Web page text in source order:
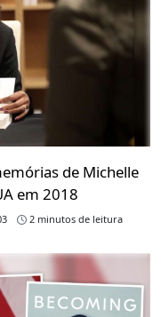
de Michelle
em 2018
2 minutos de leitura